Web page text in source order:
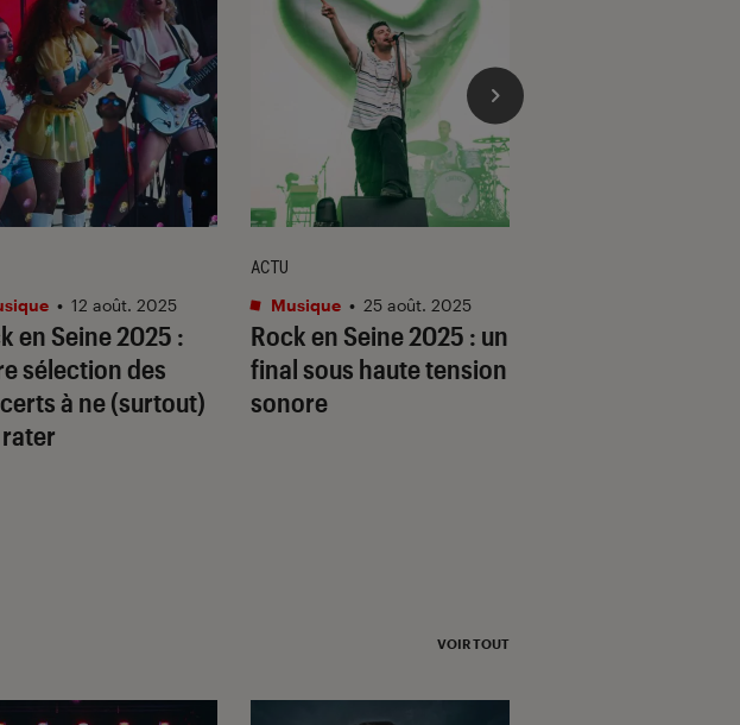
en Seine 2025 :
sélection des
à ne (surtout)
• 12 août. 2025
Rock en Seine 2025 : un
final sous haute tension
sonore
ACTU
Musique • 25 août. 2025
VOIR TOUT